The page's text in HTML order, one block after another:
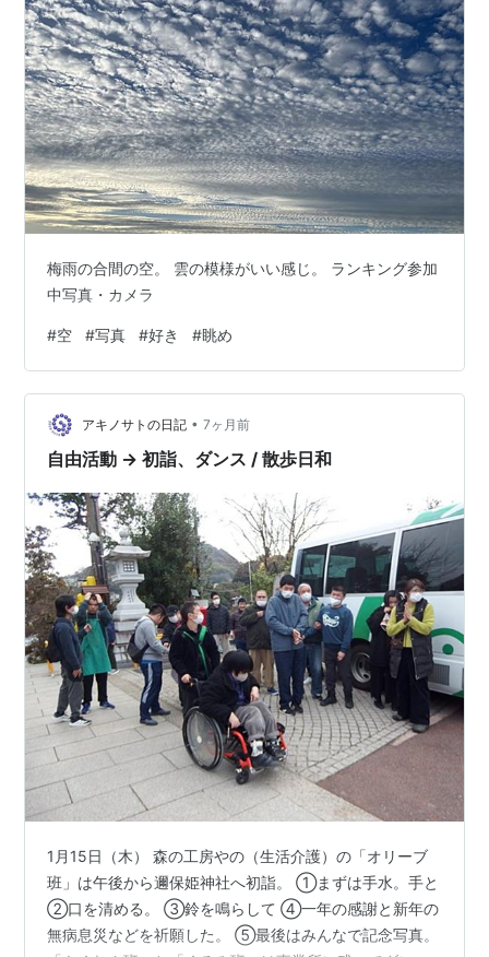
梅雨の合間の空。 雲の模様がいい感じ。 ランキング参加
中写真・カメラ
#空 #写真 #好き #眺め
アキノサトの日記 • 7ヶ月前
自由活動 → 初詣、ダンス / 散歩日和
1月15日（木） 森の工房やの（生活介護）の「オリーブ
班」は午後から邇保姫神社へ初詣。 ①まずは手水。手と
②口を清める。 ③鈴を鳴らして ④一年の感謝と新年の
無病息災などを祈願した。 ⑤最後はみんなで記念写真。